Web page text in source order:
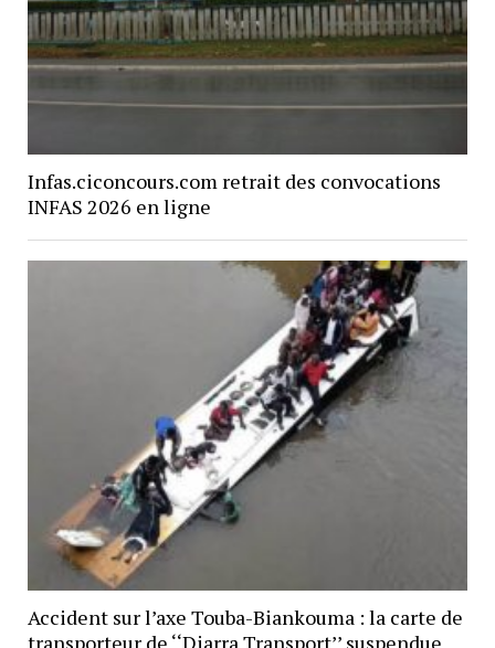
Infas.ciconcours.com retrait des convocations
INFAS 2026 en ligne
Accident sur l’axe Touba-Biankouma : la carte de